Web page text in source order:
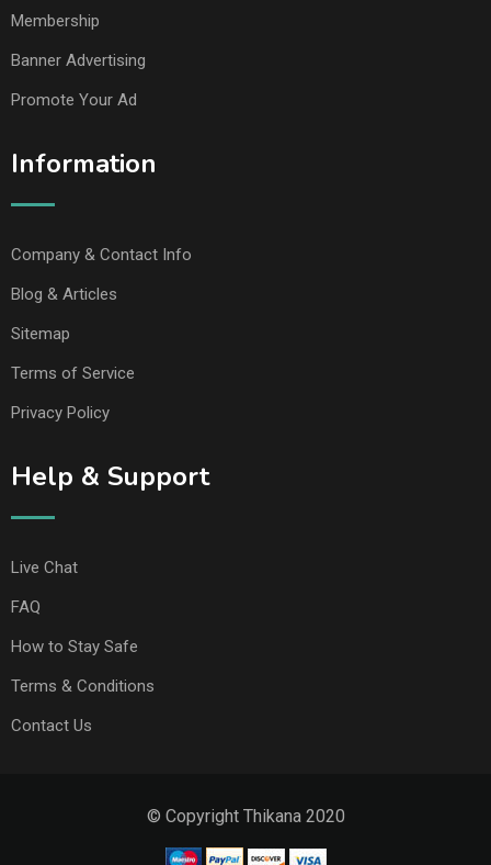
Membership
Banner Advertising
Promote Your Ad
Information
Company & Contact Info
Blog & Articles
Sitemap
Terms of Service
Privacy Policy
Help & Support
Live Chat
FAQ
How to Stay Safe
Terms & Conditions
Contact Us
© Copyright Thikana 2020